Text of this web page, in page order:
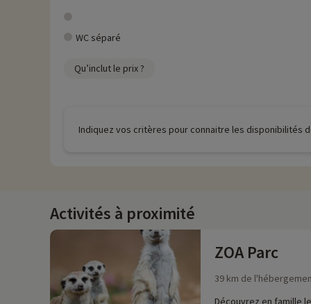
WC séparé
Qu’inclut le prix ?
Indiquez vos critères pour connaitre les disponibilités
Activités à proximité
ZOA Parc
39 km de
Découvrez en famille